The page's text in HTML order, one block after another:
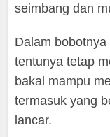
seimbang dan
Dalam
tentunya tetap
bakal mampu
termasuk yang
lancar.